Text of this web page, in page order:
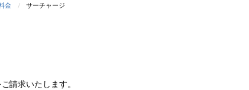
金 サーチャージ
請求いたします。